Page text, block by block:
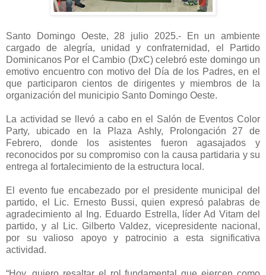
Santo Domingo Oeste, 28 julio 2025.- En un ambiente
cargado de alegría, unidad y confraternidad, el Partido
Dominicanos Por el Cambio (DxC) celebró este domingo un
emotivo encuentro con motivo del Día de los Padres, en el
que participaron cientos de dirigentes y miembros de la
organización del municipio Santo Domingo Oeste.
La actividad se llevó a cabo en el Salón de Eventos Color
Party, ubicado en la Plaza Ashly, Prolongación 27 de
Febrero, donde los asistentes fueron agasajados y
reconocidos por su compromiso con la causa partidaria y su
entrega al fortalecimiento de la estructura local.
El evento fue encabezado por el presidente municipal del
partido, el Lic. Ernesto Bussi, quien expresó palabras de
agradecimiento al Ing. Eduardo Estrella, líder Ad Vitam del
partido, y al Lic. Gilberto Valdez, vicepresidente nacional,
por su valioso apoyo y patrocinio a esta significativa
actividad.